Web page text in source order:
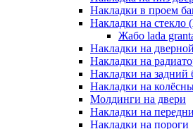
Накладки в проем
Накладки на стекло
Жабо lada
Накладки на
Накладки на
Накладки на задний
Накладки на
Молдинги на двери
Накладки на
Накладки на пороги